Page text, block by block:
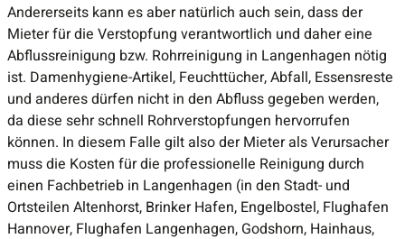
Andererseits kann es aber natürlich auch sein, dass der
Mieter für die Verstopfung verantwortlich und daher eine
Abflussreinigung bzw. Rohrreinigung in Langenhagen nötig
ist. Damenhygiene-Artikel, Feuchttücher, Abfall, Essensreste
und anderes dürfen nicht in den Abfluss gegeben werden,
da diese sehr schnell Rohrverstopfungen hervorrufen
können. In diesem Falle gilt also der Mieter als Verursacher
muss die Kosten für die professionelle Reinigung durch
einen Fachbetrieb in Langenhagen (in den Stadt- und
Ortsteilen Altenhorst, Brinker Hafen, Engelbostel, Flughafen
Hannover, Flughafen Langenhagen, Godshorn, Hainhaus,